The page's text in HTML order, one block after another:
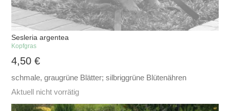
Sesleria argentea
Kopfgras
4,50€
schmale, graugrüne Blätter; silbriggrüne Blütenähren
Aktuell nicht vorrätig